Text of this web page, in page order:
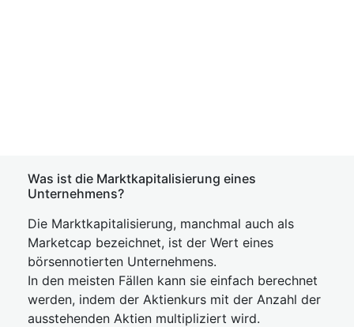
Was ist die Marktkapitalisierung eines
Unternehmens?
Die Marktkapitalisierung, manchmal auch als
Marketcap bezeichnet, ist der Wert eines
börsennotierten Unternehmens.
In den meisten Fällen kann sie einfach berechnet
werden, indem der Aktienkurs mit der Anzahl der
ausstehenden Aktien multipliziert wird.